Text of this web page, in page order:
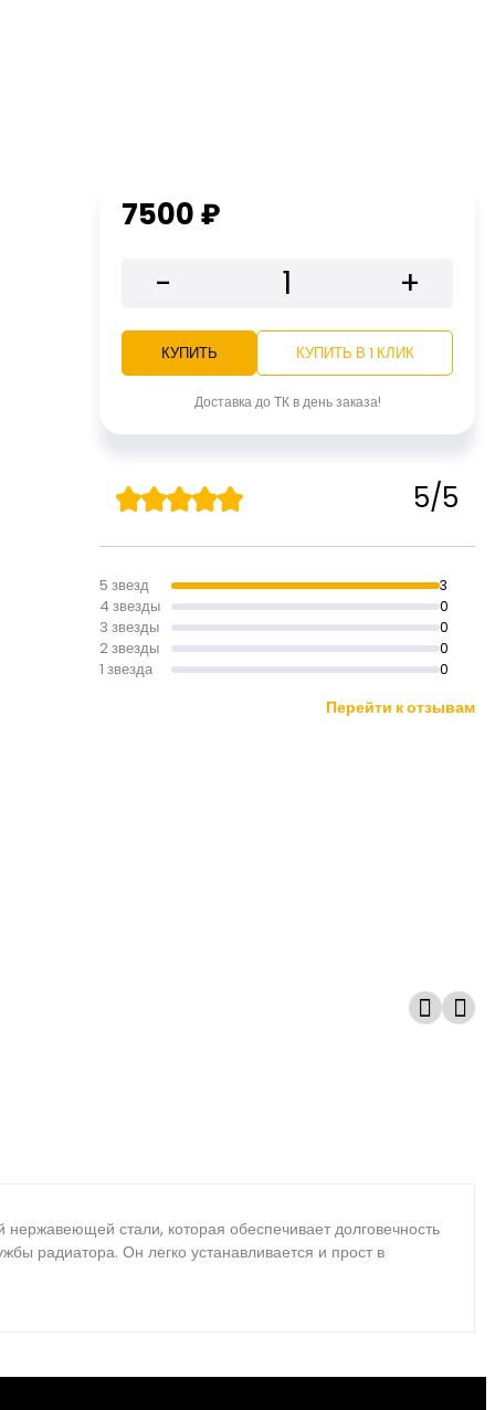
7500 ₽
- +
КУПИТЬ КУПИТЬ В 1 КЛИК
Доставка до ТК в день заказа!
5/5
5 звезд 3
4 звезды 0
3 звезды 0
2 звезды 0
1 звезда 0
Перейти к отзывам
стали, которая обеспечивает долговечность
радиатора. Он легко устанавливается и прост в